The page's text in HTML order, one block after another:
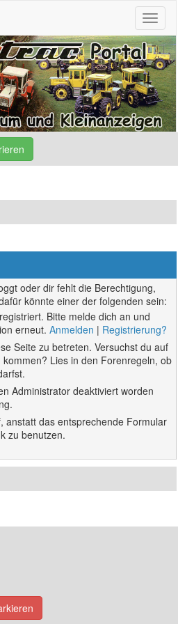
oder dir fehlt die Berechtigung,
könnte einer der folgenden sein:
Bitte melde dich an und
erneut.Anmelden | Registrierung?
Seite zu betreten. Versuchst du auf
Lies in den Forenregeln, ob
Administrator deaktiviert worden
anstatt das entsprechende Formular
zu benutzen.